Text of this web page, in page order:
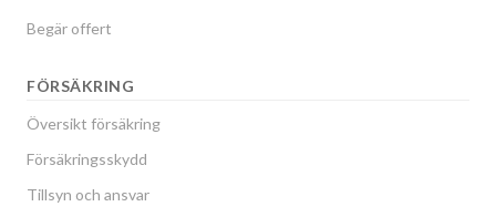
Begär offert
FÖRSÄKRING
Översikt försäkring
Försäkringsskydd
Tillsyn och ansvar